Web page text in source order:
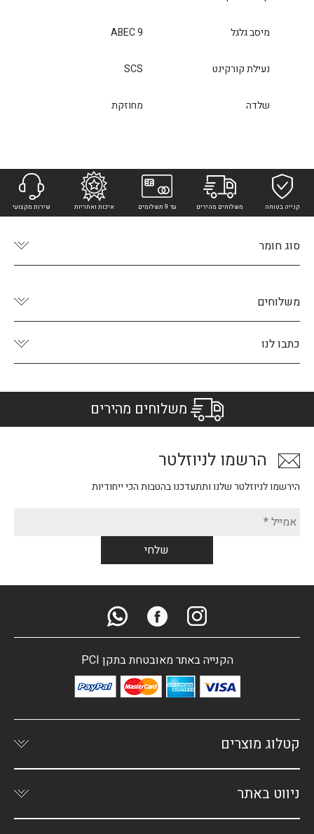
מיסב גלגל ABEC 9
נעילת קורקינט SCS
שלדה מחוזקת
קנייה בטוחה משלוחים מהירים עד 9 תשלומים איכות ואחריות שירות מקצועי
סוג חומר
משלוחים
כתבו לנו
משלוחים מהירים
הרשמו לניוזלטר
הירשמו לניוזלטר שלנו ותתעדכנו בהטבות הכי ייחודיות
הקנייה באתר מאובטחת בתקן PCI
קטלוג מוצרים
ניווט באתר